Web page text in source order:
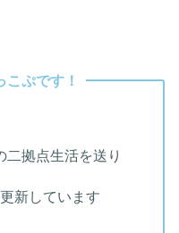
こぷです！
二拠点生活を送り
新しています